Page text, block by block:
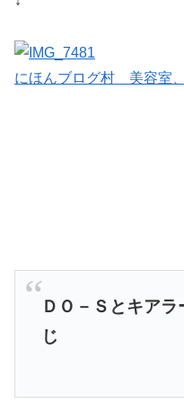
にほんブログ村 美容室
ＤＯ－Ｓとキア
じ